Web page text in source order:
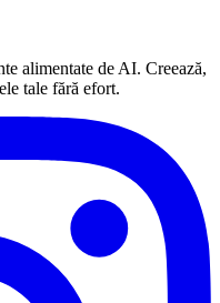
alimentate de AI. Creează,
tale fără efort.